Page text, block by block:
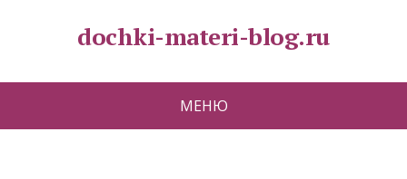
dochki-materi-blog.ru
МЕНЮ